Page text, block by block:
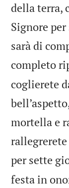
della terra,
Signore
sarà di
completo
coglierete
mortella e
per sette
festa in